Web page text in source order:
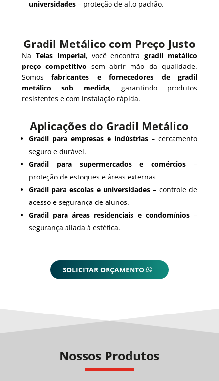
universidades– proteção de alto padrão.
Gradil Metálico com Preço Justo
Na Telas Imperial, você encontragradil metálico
preço competitivo sem abrir mão da qualidade.
Somosfabricantes e fornecedores de gradil
metálico sob medida, garantindo produtos
resistentes e com instalação rápida.
Aplicações do Gradil Metálico
Gradil para empresas e indústrias – cercamento
seguro e durável.
Gradil para supermercados e comércios –
proteção de estoques e áreas externas.
Gradil para escolas e universidades – controle de
acesso e segurança de alunos.
Gradil para áreas residenciais e condomínios–
segurança aliada à estética.
SOLICITAR ORÇAMENTO
Nossos Produtos